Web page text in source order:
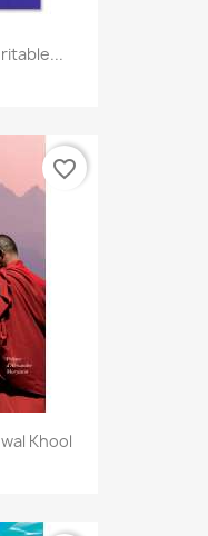
Khool
favorite_border